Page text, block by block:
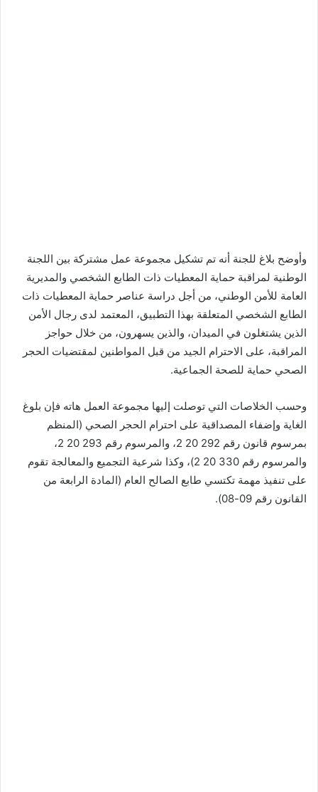
وأوضح بلاغ للجنة أنه تم تشكيل مجموعة عمل مشتركة بين اللجنة
الوطنية لمراقبة حماية المعطيات ذات الطابع الشخصي والمديرية
العامة للأمن الوطني، من أجل دراسة عناصر حماية المعطيات ذات
الطابع الشخصي المتعلقة بهذا التطبيق، المعتمد لدى رجال الأمن
الذين يشتغلون في الميدان، والذين يسهرون، من خلال حواجز
المراقبة، على الاحترام الجيد من قبل المواطنين لمقتضيات الحجر
الصحي حماية للصحة الجماعية.
وحسب الخلاصات التي توصلت إليها مجموعة العمل هاته فإن بلوغ
الغاية وإضفاء المصداقية على احترام الحجر الصحي (المنظم
بمرسوم قانون رقم 292 20 2، والمرسوم رقم 293 20 2،
والمرسوم رقم 330 20 2)، وكذا شرعية التجميع والمعالجة تقوم
على تنفيذ مهمة تكتسي طابع الصالح العام (المادة الرابعة من
القانون رقم 09-08).